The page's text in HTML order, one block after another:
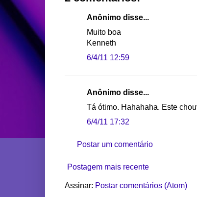
Anônimo disse...
Muito boa
Kenneth
6/4/11 12:59
Anônimo disse...
Tá ótimo. Hahahaha. Este
6/4/11 17:32
Postar um comentário
Postagem mais recente
Assinar: Postar comentários (Atom)